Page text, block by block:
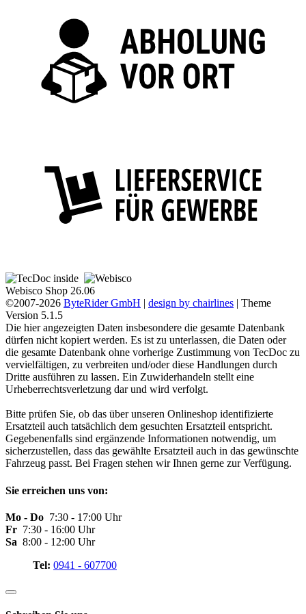
Webisco Shop 26.06
©2007-2026 ByteRider GmbH | design by chairlines | Theme
Version 5.1.5
Die hier angezeigten Daten insbesondere die gesamte Datenbank
dürfen nicht kopiert werden. Es ist zu unterlassen, die Daten oder
die gesamte Datenbank ohne vorherige Zustimmung von TecDoc zu
vervielfältigen, zu verbreiten und/oder diese Handlungen durch
Dritte ausführen zu lassen. Ein Zuwiderhandeln stellt eine
Urheberrechtsverletzung dar und wird verfolgt.
Bitte prüfen Sie, ob das über unseren Onlineshop identifizierte
Ersatzteil auch tatsächlich dem gesuchten Ersatzteil entspricht.
Gegebenenfalls sind ergänzende Informationen notwendig, um
sicherzustellen, dass das gewählte Ersatzteil auch in das gewünschte
Fahrzeug passt. Bei Fragen stehen wir Ihnen gerne zur Verfügung.
Sie erreichen uns von:
Mo - Do 7:30 - 17:00 Uhr
Fr 7:30 - 16:00 Uhr
Sa 8:00 - 12:00 Uhr
Tel: 0941 - 607700